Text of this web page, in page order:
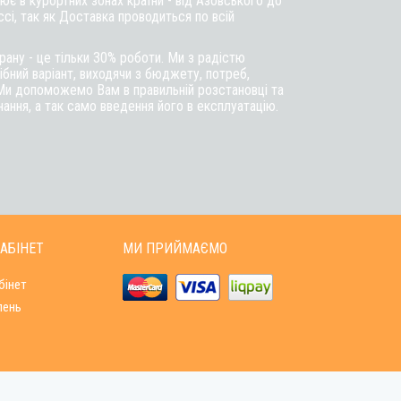
так як Доставка проводиться по всій
- це тільки 30% роботи. Ми з радістю
варіант, виходячи з бюджету, потреб,
допоможемо Вам в правильній розстановці та
а так само введення його в експлуатацію.
МИ ПРИЙМАЄМО